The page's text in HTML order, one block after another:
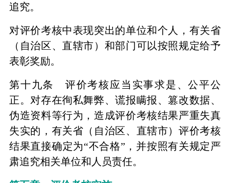
追究。
对评价考核中表现突出的单位和个人，有关省
（自治区、直辖市）和部门可以按照规定给予
表彰奖励。
第十九条 评价考核应当实事求是、公平公
正。对存在徇私舞弊、谎报瞒报、篡改数据、
伪造资料等行为，造成评价考核结果严重失真
失实的，有关省（自治区、直辖市）评价考核
结果直接确定为“不合格”，并按照有关规定严
肃追究相关单位和人员责任。